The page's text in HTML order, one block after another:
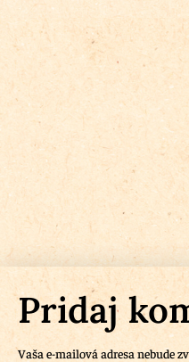
Pridaj
Vaša e-mailová adresa nebude